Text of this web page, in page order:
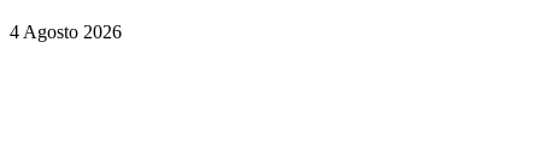
4 Agosto 2026